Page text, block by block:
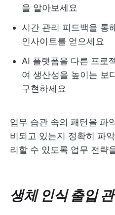
을 알아보세요
시간 관리 피드백을 통
인사이트를 얻으세요
AI 플랫폼을 다른 프로
여 생산성을 높이는 보
구현하세요
업무 습관 속의 패턴을 파
비되고 있는지 정확히 파
리할 수 있도록 업무 전략
생체 인식 출입